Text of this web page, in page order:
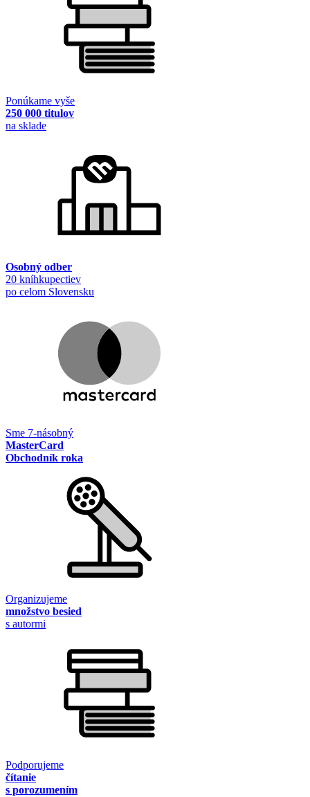
Ponúkame vyše
250 000 titulov
na sklade
Osobný odber
20 kníhkupectiev
po celom Slovensku
Sme 7-násobný
MasterCard
Obchodník roka
Organizujeme
množstvo besied
s autormi
Podporujeme
čítanie
s porozumením